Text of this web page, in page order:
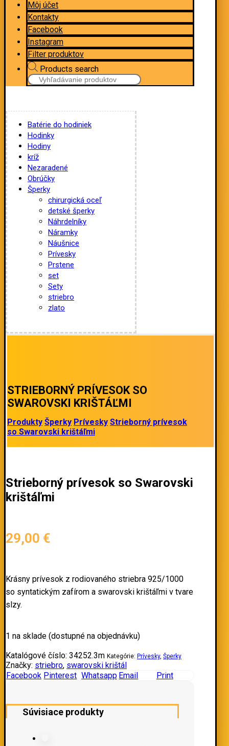
Môj účet
Kontakty
Facebook
Instagram
Filter produktov
Products search
Batérie do hodiniek
Hodinky
Hodiny
kríž
Nezaradené
Obrúčky
Šperky
chirurgická oceľ
detské šperky
Náhrdelníky
Náramky
Náušnice
Prívesky
Prstene
set
Sety
striebro
zlato
STRIEBORNÝ PRÍVESOK SO
SWAROVSKI KRIŠTÁĽMI
Produkty Šperky Prívesky Strieborný prívesok
so Swarovski krištáľmi
Strieborný prívesok so Swarovski
krištáľmi
29,00 €
Krásny prívesok z rodiovaného striebra 925/1000
so syntatickým zafírom a swarovski krištáľmi v tvare
slzy.
1 na sklade (dostupné na objednávku)
Katalógové číslo: 34252.3m Kategórie: Prívesky, Šperky
Značky: striebro, swarovski krištál
Facebook Pinterest Whatsapp Email Print
Súvisiace produkty